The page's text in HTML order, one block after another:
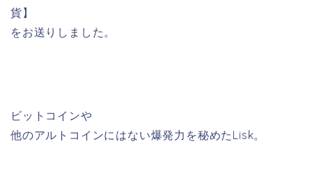
貨】
をお送りしました。
ビットコインや
他のアルトコインにはない爆発力を秘めたLisk。